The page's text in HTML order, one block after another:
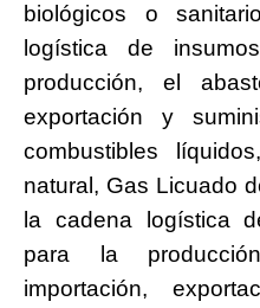
biológicos o
logística de
producción, el
exportación y
combustibles
natural, Gas Licuado
la cadena logística
para la
importación,